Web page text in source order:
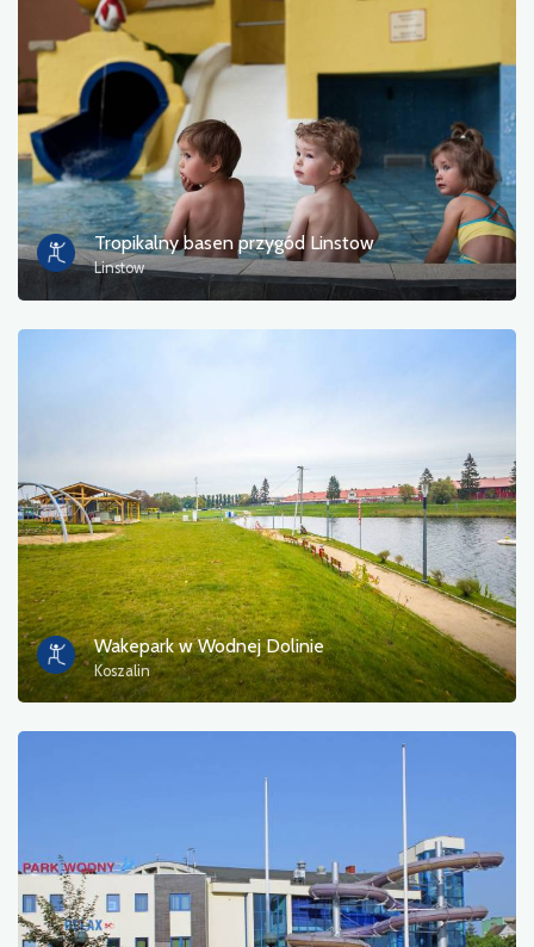
Tropikalny basen przygód Linstow
Linstow
Wakepark w Wodnej Dolinie
Koszalin
Zdjęcia
Inne
sortuj
Zastosuj